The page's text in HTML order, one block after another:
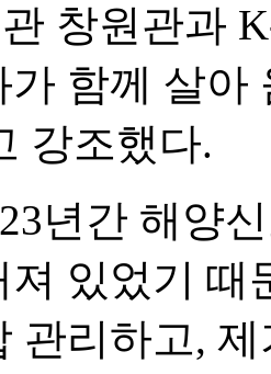
창원관과
함께 살아
강조했다.
년간 해양
있었기 때
관리하고,